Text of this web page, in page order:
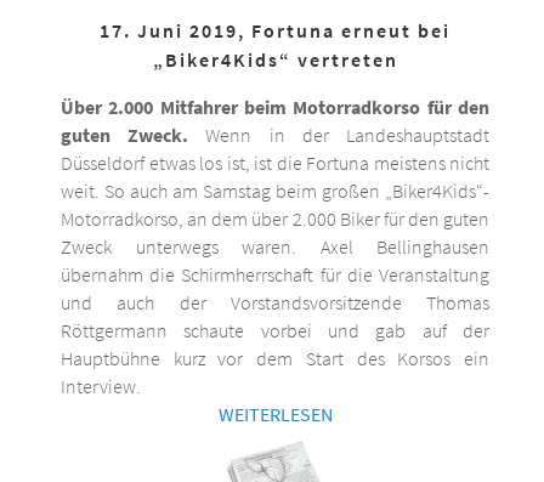
17. Juni 2019, Fortuna erneut bei
„Biker4Kids“ vertreten
Über 2.000 Mitfahrer beim Motorradkorso für den
guten Zweck. Wenn in der Landeshauptstadt
Düsseldorf etwas los ist, ist die Fortuna meistens nicht
weit. So auch am Samstag beim großen „Biker4Kids“-
Motorradkorso, an dem über 2.000 Biker für den guten
Zweck unterwegs waren. Axel Bellinghausen
übernahm die Schirmherrschaft für die Veranstaltung
und auch der Vorstandsvorsitzende Thomas
Röttgermann schaute vorbei und gab auf der
Hauptbühne kurz vor dem Start des Korsos ein
Interview.
WEITERLESEN